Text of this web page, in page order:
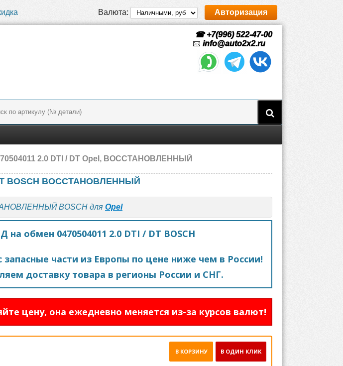
Валюта: Авторизация
☎ +7(996) 522-47-00
📧 info@auto2x2.ru
2.0 DTI / DT Opel, ВОССТАНОВЛЕННЫЙ
BOSCH ВОССТАНОВЛЕННЫЙ
BOSCH для Opel
на обмен 0470504011 2.0 DTI / DT BOSCH
запасные части из Европы по цене ниже чем в России!
доставку товара в регионы России и СНГ.
цену, она ежедневно меняется из-за курсов валют!
В ОДИН КЛИК
В КОРЗИНУ